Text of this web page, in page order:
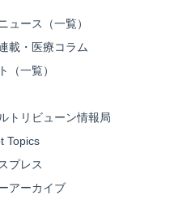
ュース（一覧）
載・医療コラム
（一覧）
トリビューン情報局
Topics
プレス
アーカイブ